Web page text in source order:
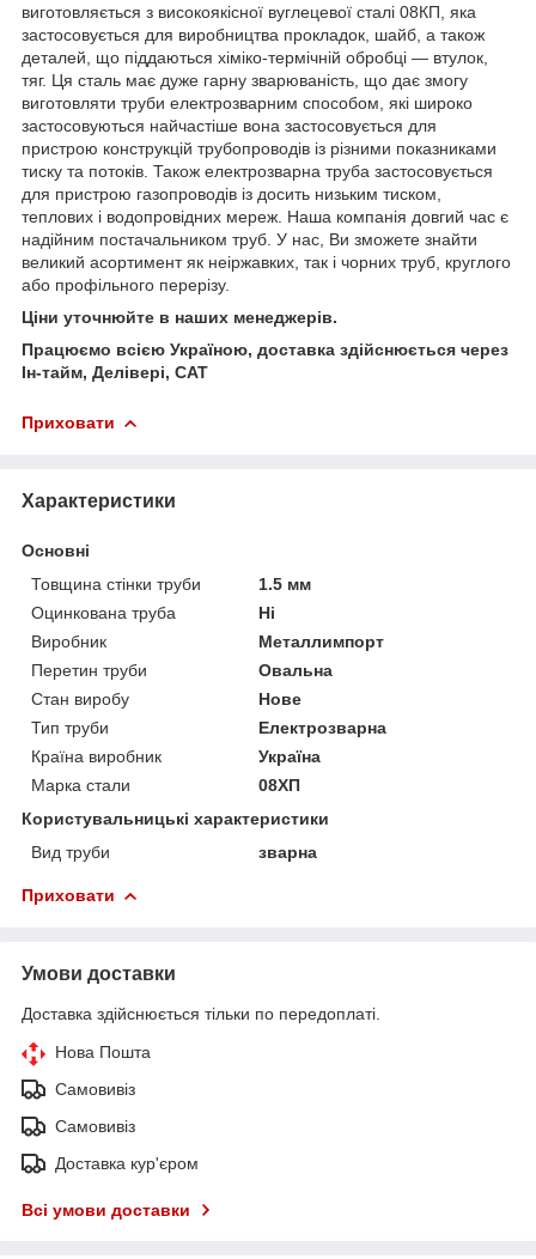
виготовляється з високоякісної вуглецевої сталі 08КП, яка
застосовується для виробництва прокладок, шайб, а також
деталей, що піддаються хіміко-термічній обробці — втулок,
тяг. Ця сталь має дуже гарну зварюваність, що дає змогу
виготовляти труби електрозварним способом, які широко
застосовуються найчастіше вона застосовується для
пристрою конструкцій трубопроводів із різними показниками
тиску та потоків. Також електрозварна труба застосовується
для пристрою газопроводів із досить низьким тиском,
теплових і водопровідних мереж. Наша компанія довгий час є
надійним постачальником труб. У нас, Ви зможете знайти
великий асортимент як неіржавких, так і чорних труб, круглого
або профільного перерізу.
Ціни уточнюйте в наших менеджерів.
Працюємо всією Україною, доставка здійснюється через
Ін-тайм, Делівері, САТ
Приховати
Характеристики
Основні
Товщина стінки труби
1.5 мм
Оцинкована труба
Ні
Виробник
Металлимпорт
Перетин труби
Овальна
Стан виробу
Нове
Тип труби
Електрозварна
Країна виробник
Україна
Марка стали
08ХП
Користувальницькі характеристики
Вид труби
зварна
Приховати
Умови доставки
Доставка здійснюється тільки по передоплаті.
Нова Пошта
Самовивіз
Самовивіз
Доставка кур'єром
Всі умови доставки